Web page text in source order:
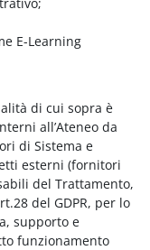
E-Learning
di cui sopra è
all’Ateneo da
di Sistema e
esterni (fornitori
del Trattamento,
del GDPR, per lo
supporto e
funzionamento